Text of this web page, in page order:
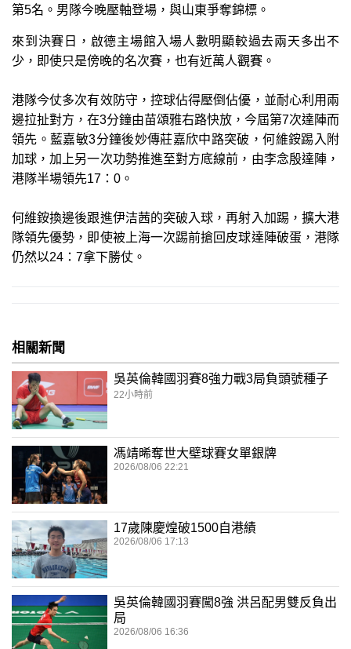
第5名。男隊今晚壓軸登場，與山東爭奪錦標。
來到決賽日，啟德主場館入場人數明顯較過去兩天多出不
少，即使只是傍晚的名次賽，也有近萬人觀賽。
港隊今仗多次有效防守，控球佔得壓倒佔優，並耐心利用兩
邊拉扯對方，在3分鐘由苗頌雅右路快放，今屆第7次達陣而
領先。藍嘉敏3分鐘後妙傳莊嘉欣中路突破，何維銨踢入附
加球，加上另一次功勢推進至對方底線前，由李念殷達陣，
港隊半場領先17：0。
何維銨換邊後跟進伊洁茜的突破入球，再射入加踢，擴大港
隊領先優勢，即使被上海一次踢前搶回皮球達陣破蛋，港隊
仍然以24：7拿下勝仗。
相關新聞
吳英倫韓國羽賽8強力戰3局負頭號種子
22小時前
馮靖晞奪世大壁球賽女單銀牌
2026/08/06 22:21
17歲陳慶煌破1500自港績
2026/08/06 17:13
吳英倫韓國羽賽闖8強 洪呂配男雙反負出
局
2026/08/06 16:36